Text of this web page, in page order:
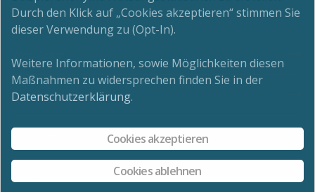
Kinderschutz
Impressum
Durch den Klick auf „Cookies akzeptieren“ stimmen Sie
dieser Verwendung zu (Opt-In).
Weitere Informationen, sowie Möglichkeiten diesen
Maßnahmen zu widersprechen finden Sie in der
Datenschutzerklärung.
Cookies akzeptieren
Cookies ablehnen